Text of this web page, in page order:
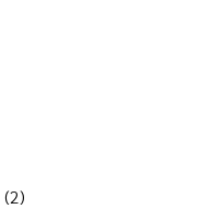
(2)